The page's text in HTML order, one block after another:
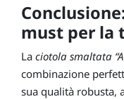
must per la
La ciotola smaltata
combinazione
sua qualità robusta,